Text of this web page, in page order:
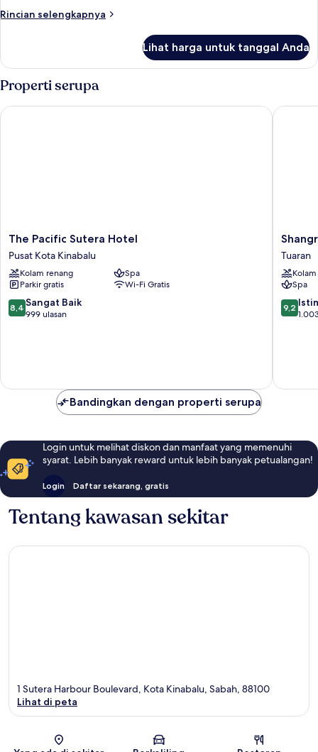
Rincian selengkapnya
Rincian
Suite
Klub
(Magellan,
Twin)
Lihat harga untuk tanggal Anda
Properti serupa
The
Pacific
Sutera
Hotel
Pusat
Kota
Kinabalu
The Pacific Sutera Hotel
Pusat Kota Kinabalu
Kolam renang
Spa
Parkir gratis
Wi-Fi Gratis
8.4
dari
8,4 Sangat Baik
999 ulasan
The Pacific Sutera Hotel
Shangri-
La
Rasa
Ria,
Kota
Kinabalu
Tuaran
Tuaran
Spa
9.2
dari
9,2
Shangri-
Bandingkan dengan properti serupa
Login untuk melihat diskon dan manfaat yang memenuhi
syarat. Lebih banyak reward untuk lebih banyak petualangan!
Login Daftar sekarang, gratis
Tentang kawasan sekitar
Peta
1 Sutera Harbour Boulevard, Kota Kinabalu, Sabah, 88100
Lihat di peta